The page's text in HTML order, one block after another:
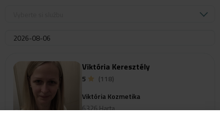
Viktória Keresztély
5
(118)
Viktória Kozmetika
6326 Harta